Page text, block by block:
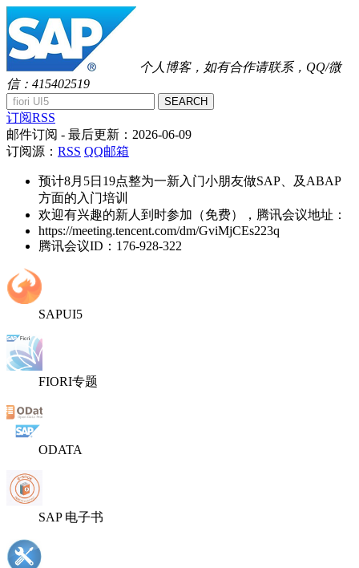
个人博客，如有合作请联系，QQ/微
信：415402519
SEARCH
订阅RSS
邮件订阅 - 最后更新： 2026-06-09
订阅源： RSS QQ邮箱
预计8月5日19点整为一新入门小朋友做SAP、及ABAP
方面的入门培训
欢迎有兴趣的新人到时参加（免费），腾讯会议地址：
https://meeting.tencent.com/dm/GviMjCEs223q
腾讯会议ID：176-928-322
SAPUI5
FIORI专题
ODATA
SAP 电子书